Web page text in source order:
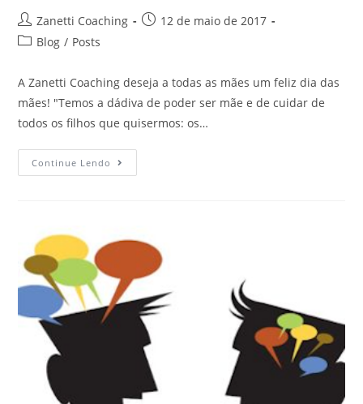
Zanetti Coaching
12 de maio de 2017
Blog / Posts
A Zanetti Coaching deseja a todas as mães um feliz dia das
mães! "Temos a dádiva de poder ser mãe e de cuidar de
todos os filhos que quisermos: os…
Continue Lendo